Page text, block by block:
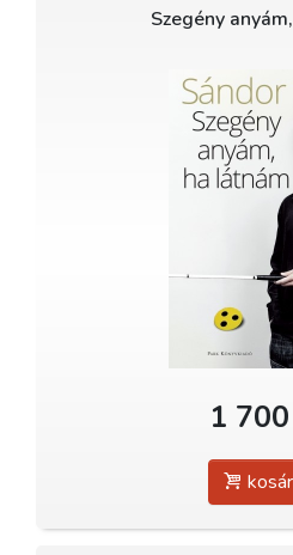
Szegény
1